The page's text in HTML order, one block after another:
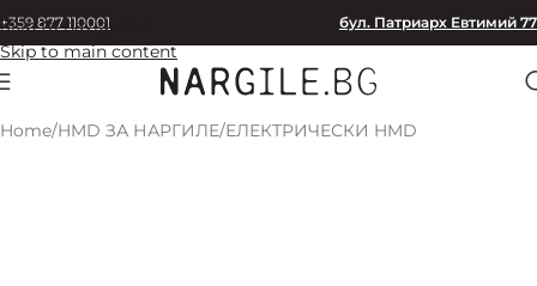
Skip to navigation
Skip to main content
+359 877 110001 бул. Патриарх Евтимий 77
Home/HMD ЗА НАРГИЛЕ/ЕЛЕКТРИЧЕСКИ HMD